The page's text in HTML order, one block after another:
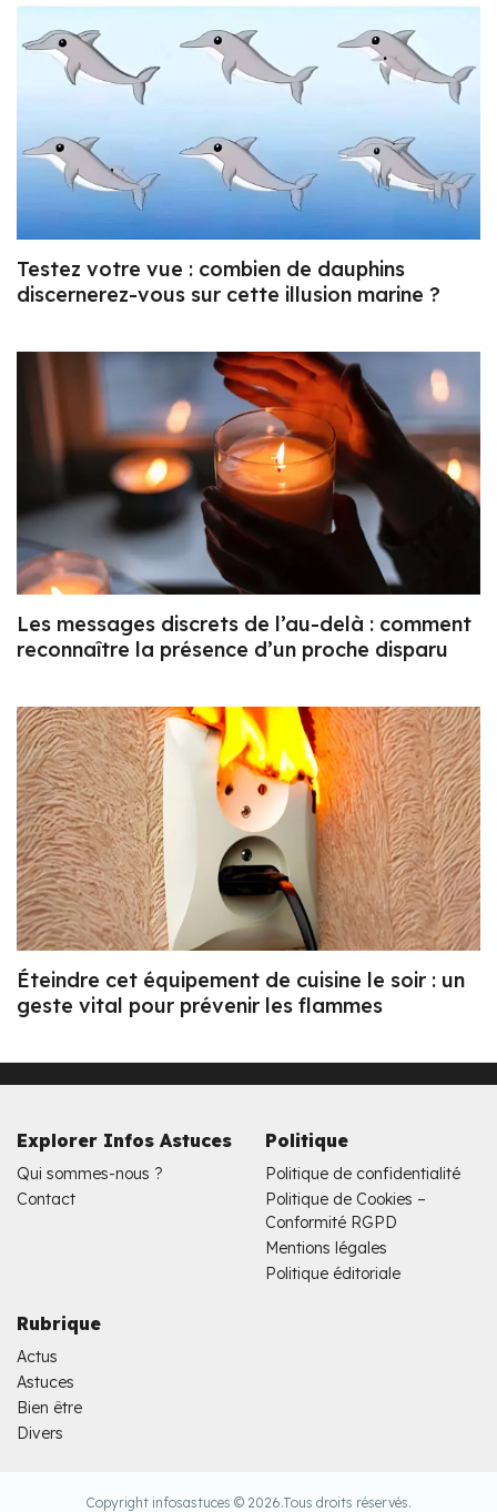
Testez votre vue : combien de dauphins
discernerez-vous sur cette illusion marine ?
Les messages discrets de l’au-delà : comment
reconnaître la présence d’un proche disparu
Éteindre cet équipement de cuisine le soir : un
geste vital pour prévenir les flammes
Explorer Infos Astuces
Qui sommes-nous ?
Contact
Politique
Politique de confidentialité
Politique de Cookies –
Conformité RGPD
Mentions légales
Politique éditoriale
Rubrique
Actus
Astuces
Bien être
Divers
Copyright infosastuces © 2026.Tous droits réservés.